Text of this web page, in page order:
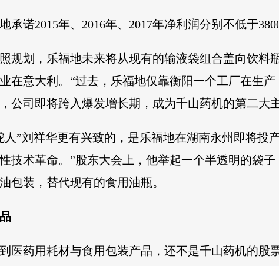
承诺2015年、2016年、2017年净利润分别不低于
规划，乐福地未来将从现有的输液袋组合盖向饮料
在意大利。“过去，乐福地仅靠衡阳一个工厂在生
公司即将跨入爆发增长期，成为千山药机的第二大
人”刘祥华更有兴致的，是乐福地在湖南永州即将投
技术革命。”股东大会上，他举起一个半透明的袋
包装，替代现有的食用油瓶。
医药用耗材与食用包装产品，还不是千山药机的股